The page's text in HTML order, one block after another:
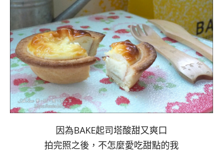
因為BAKE起司塔酸甜又爽口
拍完照之後，不怎麼愛吃甜點的我